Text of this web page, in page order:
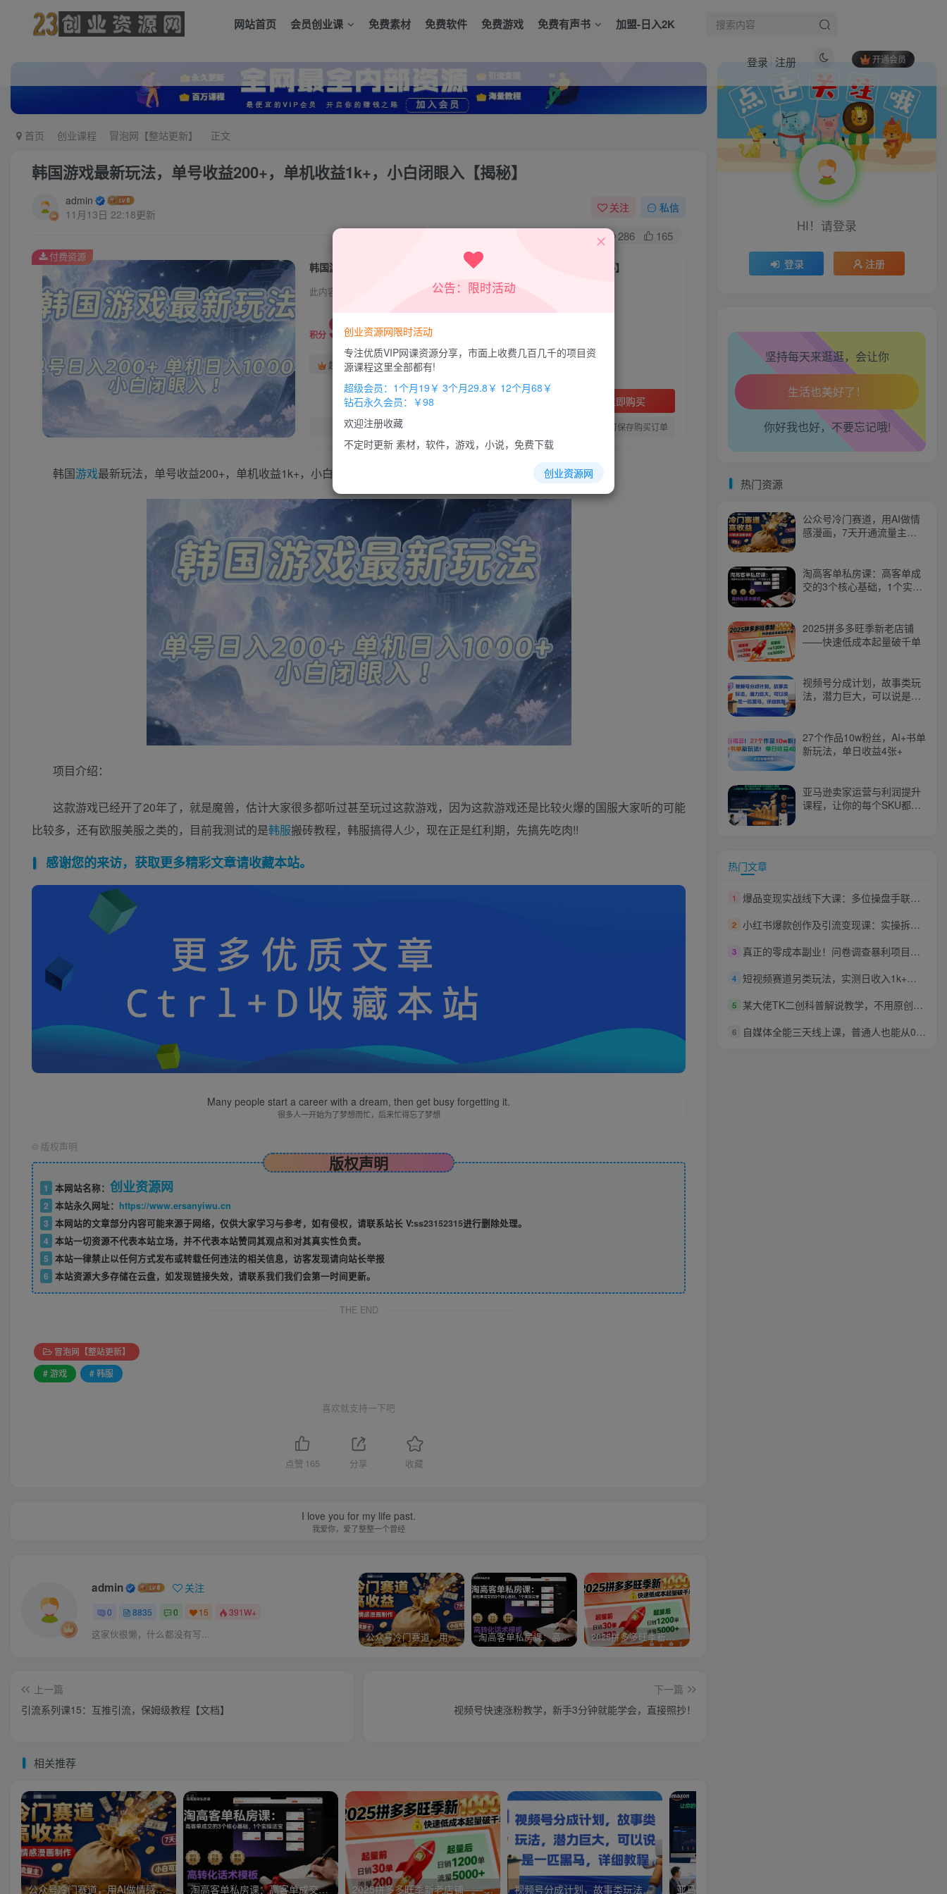
网站首页 会员创业课 免费素材 免费软件 免费游戏 免费有声书 加盟-日入2K
开通会员
登录 注册
首页 创业课程 冒泡网【整站更新】 正文
韩国游戏最新玩法，单号收益200+，单机收益1k+，小白闭眼入【揭秘】
admin
11月13日 22:18更新
关注 私信
286 165
韩国游戏最新玩法，单号收益200+，单机收益1k+，小白闭眼入【揭秘】
此内容为付费资源，请付费后查看
积分 9.9
超级会员免费 钻石会员
立即购买
您当前未登录！建议登陆后购买，办理会员包月更省钱，可保存购买订单
付费资源
韩国游戏最新玩法，单号收益200+，单机收益1k+，小白闭眼入【揭秘】
项目介绍：
这款游戏已经开了20年了，就是魔兽，估计大家很多都听过甚至玩过这款游戏，因为这款游戏还是比较火爆的国服大家听的可能
比较多，还有欧服美服之类的，目前我测试的是韩服搬砖教程，韩服搞得人少，现在正是红利期，先搞先吃肉!!
感谢您的来访，获取更多精彩文章请收藏本站。
Many people start a career with a dream, then get busy forgetting it.
很多人一开始为了梦想而忙，后来忙得忘了梦想
© 版权声明
版权声明
1 本网站名称： 创业资源网
2 本站永久网址： https://www.ersanyiwu.cn
3 本网站的文章部分内容可能来源于网络，仅供大家学习与参考，如有侵权，请联系站长 V:ss23152315进行删除处理。
4 本站一切资源不代表本站立场，并不代表本站赞同其观点和对其真实性负责。
5 本站一律禁止以任何方式发布或转载任何违法的相关信息，访客发现请向站长举报
6 本站资源大多存储在云盘，如发现链接失效，请联系我们我们会第一时间更新。
THE END
冒泡网【整站更新】
# 游戏
# 韩服
喜欢就支持一下吧
点赞 165 分享 收藏
I love you for my life past.
我爱你，爱了整整一个曾经
admin 关注
0 8835 0 15 391W+
这家伙很懒，什么都没有写... 公众号冷门赛道，用AI做情感漫画，7天开通流量主，操作简单，小白可玩 淘高客单私房课：高客单成交的3个核心基础，1个实操法宝 2025拼多多旺季新老店铺——快速低成本起量破千单
上一篇
引流系列课15：互推引流，保姆级教程【文档】
下一篇
视频号快速涨粉教学，新手3分钟就能学会，直接照抄！
相关推荐
公众号冷门赛道，用AI做情感漫画，7天开通流量主，操作简单，小白可玩 淘高客单私房课：高客单成交的3个核心基础，1个实操法宝 2025拼多多旺季新老店铺——快速低成本起量破千单 视频号分成计划，故事类玩法，潜力巨大，可以说是一匹黑马，详细教程
热门文章
爆品变现实战线下大课：多位操盘手联合分享，产品IP私域成交一体化落地打法
小红书爆款创作及引流变现课：实操拆解，AI助力，百万大号经验，零基础可学
真正的零成本副业！问卷调查暴利项目，无脑操作，纯0撸，收益稳定，每天轻松日入100+【揭秘】
短视频赛道另类玩法，实测日收入1k+，流量稳定，变现能力强
某大佬TK二创科普解说教学，不用原创拍摄不用外语基础，零基础做TikTok中视频稳定变现
HI！请登录
登录 注册
坚持每天来逛逛，会让你
生活也美好了！
心情也舒畅了！
走路也有劲了！
腰也不酸了！
工作也轻松了！
你好我也好，不要忘记哦!
热门资源
公众号冷门赛道，用AI做情
感漫画，7天开通流量主，
淘高客单私房课：高客单成
交的3个核心基础，1个实操
2025拼多多旺季新老店铺
——快速低成本起量破千单
视频号分成计划，故事类玩
法，潜力巨大，可以说是一
27个作品10w粉丝，AI+书单
新玩法，单日收益4张+
亚马逊卖家运营与利润提升
课程，让你的每个SKU都成
热门文章
1 爆品变现实战线下大课：多位操盘手联合分享，产品IP私域成交一体化落地打法
2 小红书爆款创作及引流变现课：实操拆解，AI助力，百万大号经验，零基础可学
3 真正的零成本副业！问卷调查暴利项目，无脑操作，纯0撸，收益稳定，每天轻松日入100+【揭秘】
4 短视频赛道另类玩法，实测日收入1k+，流量稳定，变现能力强
5 某大佬TK二创科普解说教学，不用原创拍摄不用外语基础，零基础做TikTok中视频稳定变现
6 自媒体全能三天线上课，普通人也能从0到1做自媒体
公告：限时活动
创业资源网限时活动
专注优质VIP网课资源分享，市面上收费几百几千的项目资
源课程这里全部都有!
超级会员：1个月19￥ 3个月29.8￥ 12个月68￥
钻石永久会员：￥98
欢迎注册收藏
不定时更新 素材，软件，游戏，小说，免费下载
创业资源网